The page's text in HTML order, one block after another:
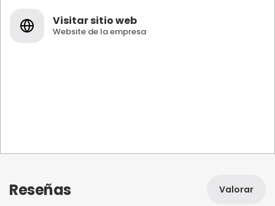
Visitar sitio web
Website de la empresa
Reseñas Valorar